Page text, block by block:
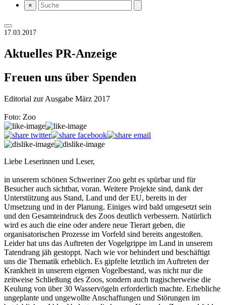
×
17.03.2017
Aktuelles PR-Anzeige
Freuen uns über Spenden
Editorial zur Ausgabe März 2017
Foto: Zoo
Liebe Leserinnen und Leser,
in unserem schönen Schweriner Zoo geht es spürbar und für
Besucher auch sichtbar, voran. Weitere Projekte sind, dank der
Unterstützung aus Stand, Land und der EU, bereits in der
Umsetzung und in der Planung. Einiges wird bald umgesetzt sein
und den Gesamteindruck des Zoos deutlich verbessern. Natürlich
wird es auch die eine oder andere neue Tierart geben, die
organisatorischen Prozesse im Vorfeld sind bereits angestoßen.
Leider hat uns das Auftreten der Vogelgrippe im Land in unserem
Tatendrang jäh gestoppt. Nach wie vor behindert und beschäftigt
uns die Thematik erheblich. Es gipfelte letztlich im Auftreten der
Krankheit in unserem eigenen Vogelbestand, was nicht nur die
zeitweise Schließung des Zoos, sondern auch tragischerweise die
Keulung von über 30 Wasservögeln erforderlich machte. Erhebliche
ungeplante und ungewollte Anschaffungen und Störungen im